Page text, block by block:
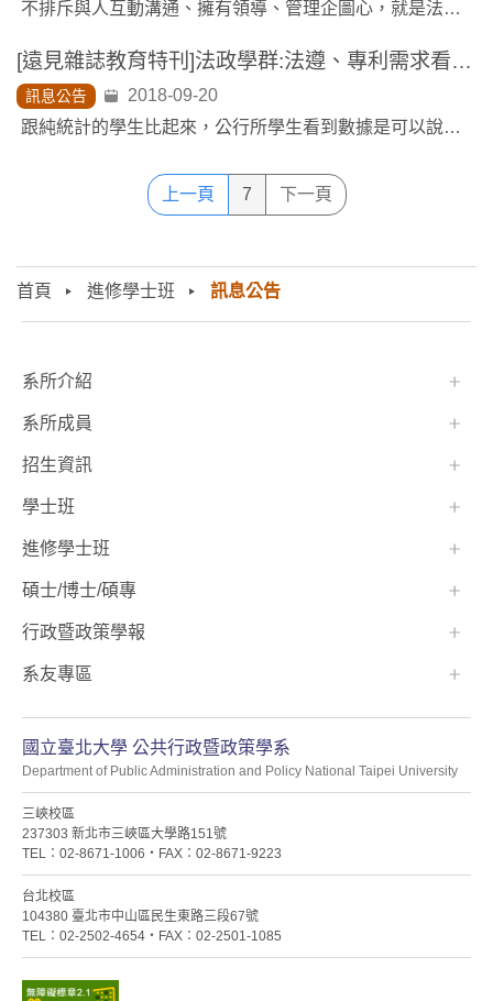
首頁 進修學士班 訊息公告
不排斥與人互動溝通、擁有領導、管理企圖心，就是法政學群學生需要的特質。...
[遠見雜誌教育特刊]法政學群:法遵、專利需求看俏，跨域實習增國際視野
訊息公告
2018-09-20
跟純統計的學生比起來，公行所學生看到數據是可以說故事的，這是人文學科加數據分析的相輔相成。...
上一頁 7 下一頁
:::
國立臺北大學 公共行政暨政策學系
Department of Public Administration and Policy National Taipei University
三峽校區
237303 新北市三峽區大學路151號
TEL：02-8671-1006・FAX：02-8671-9223
台北校區
104380 臺北市中山區民生東路三段67號
TEL：02-2502-4654・FAX：02-2501-1085
系所介紹
系所成員
招生資訊
學士班⠀⠀
進修學士班
碩士/博士/碩專
行政暨政策學報
系友專區